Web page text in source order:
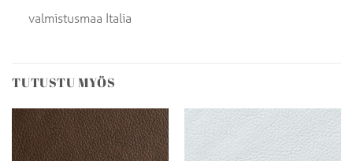
valmistusmaa Italia
TUTUSTU MYÖS